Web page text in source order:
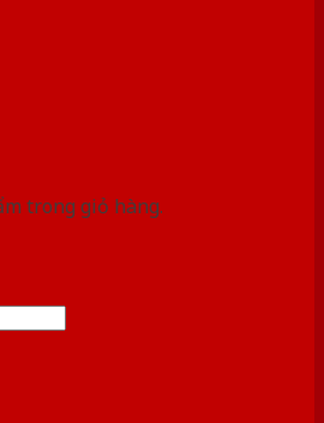
trong giỏ hàng.